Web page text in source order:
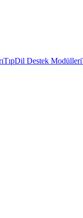
TıpDil Destek Modülleri